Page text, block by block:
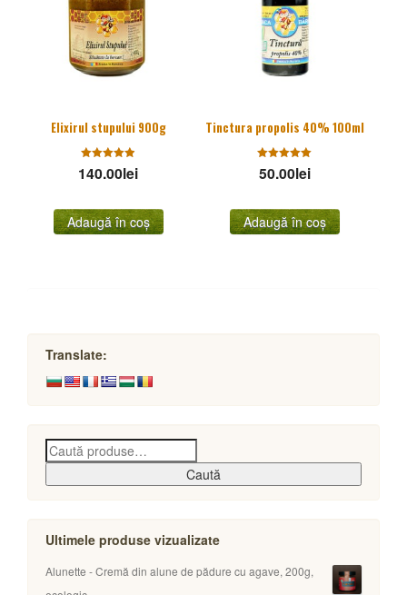
Elixirul stupului 900g
Evaluat la
4.85
140.00lei
Adaugă în coș
Tinctura propolis 40% 100ml
Evaluat la
5.00
50.00lei
Adaugă în coș
Translate:
Caută
Ultimele produse vizualizate
Alunette - Cremă din alune de pădure cu agave, 200g,